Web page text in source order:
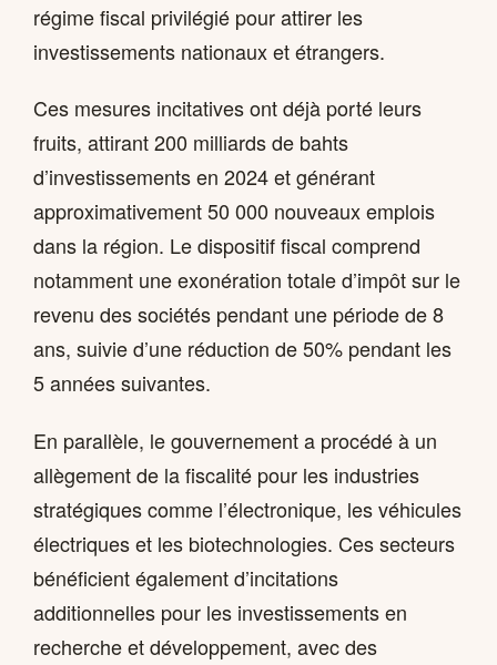
régime fiscal privilégié pour attirer les
investissements nationaux et étrangers.
Ces mesures incitatives ont déjà porté leurs
fruits, attirant 200 milliards de bahts
d’investissements en 2024 et générant
approximativement 50 000 nouveaux emplois
dans la région. Le dispositif fiscal comprend
notamment une exonération totale d’impôt sur le
revenu des sociétés pendant une période de 8
ans, suivie d’une réduction de 50% pendant les
5 années suivantes.
En parallèle, le gouvernement a procédé à un
allègement de la fiscalité pour les industries
stratégiques comme l’électronique, les véhicules
électriques et les biotechnologies. Ces secteurs
bénéficient également d’incitations
additionnelles pour les investissements en
recherche et développement, avec des